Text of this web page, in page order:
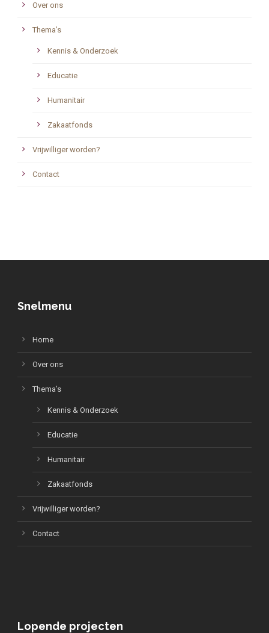
Over ons
Thema’s
Kennis & Onderzoek
Educatie
Humanitair
Zakaatfonds
Vrijwilliger worden?
Contact
Snelmenu
Home
Over ons
Thema’s
Kennis & Onderzoek
Educatie
Humanitair
Zakaatfonds
Vrijwilliger worden?
Contact
Lopende projecten